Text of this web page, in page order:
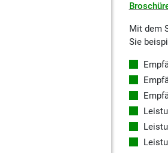
Mit dem
Sie